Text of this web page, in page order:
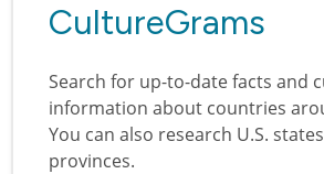
CultureGrams
Search for up-to-date facts and
information about countries
You can also research U.S.
provinces.